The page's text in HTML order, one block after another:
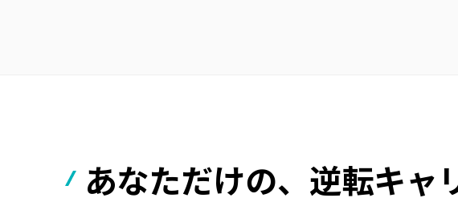
あなただけの、 逆転キャ